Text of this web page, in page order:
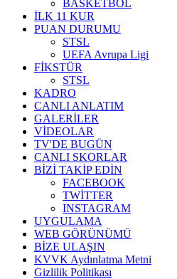
BASKETBOL
İLK 11 KUR
PUAN DURUMU
STSL
UEFA Avrupa Ligi
FİKSTÜR
STSL
KADRO
CANLI ANLATIM
GALERİLER
VİDEOLAR
TV'DE BUGÜN
CANLI SKORLAR
BİZİ TAKİP EDİN
FACEBOOK
TWİTTER
INSTAGRAM
UYGULAMA
WEB GÖRÜNÜMÜ
BİZE ULAŞIN
KVVK Aydınlatma Metni
Gizlilik Politikası